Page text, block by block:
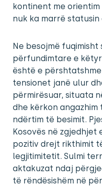
kontinent me
nuk ka marrë statusin
Ne besojmë
përfundimtare e
është e
tensionet janë ulur
përmirësuar, situata
dhe kërkon angazhim
ndërtim të besimit.
Kosovës në
pozitiv drejt rikthimit
legjitimitetit. Sulmi
aktakuzat ndaj
të rëndësishëm në